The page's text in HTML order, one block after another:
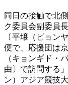
同日の接触で北
ク委員会副委員
〔平壌（ピョン
便で、応援団は
（キョンギド・
由〕で訪問する
ン）アジア競技